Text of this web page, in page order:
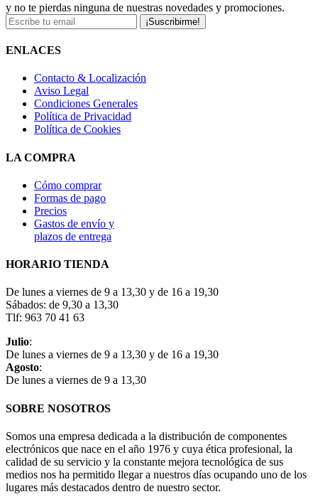
y no te pierdas ninguna de nuestras novedades y promociones.
¡Suscribirme!
ENLACES
Contacto & Localización
Aviso Legal
Condiciones Generales
Política de Privacidad
Política de Cookies
LA COMPRA
Cómo comprar
Formas de pago
Precios
Gastos de envío y
plazos de entrega
HORARIO TIENDA
De lunes a viernes de 9 a 13,30 y de 16 a 19,30
Sábados: de 9,30 a 13,30
Tlf: 963 70 41 63
Julio:
De lunes a viernes de 9 a 13,30 y de 16 a 19,30
Agosto:
De lunes a viernes de 9 a 13,30
SOBRE NOSOTROS
Somos una empresa dedicada a la distribución de componentes
electrónicos que nace en el año 1976 y cuya ética profesional, la
calidad de su servicio y la constante mejora tecnológica de sus
medios nos ha permitido llegar a nuestros días ocupando uno de los
lugares más destacados dentro de nuestro sector.